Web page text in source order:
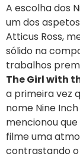
A escolha dos
um dos
Atticus Ross,
sólido na
trabalhos
The Girl with
a primeira vez
nome Nine
mencionou
filme uma
contrastando